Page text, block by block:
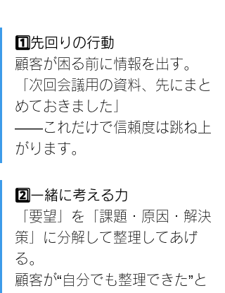
1️⃣先回りの行動
顧客が困る前に情報を出す。
「次回会議用の資料、先にまと
めておきました」
――これだけで信頼度は跳ね上
がります。
2️⃣一緒に考える力
「要望」を「課題・原因・解決
策」に分解して整理してあげ
る。
顧客が“自分でも整理できた”と